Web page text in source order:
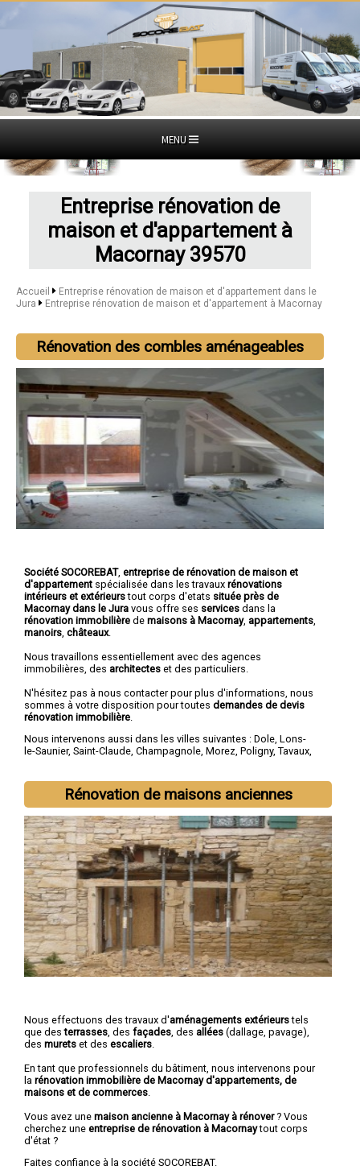
MENU
Entreprise rénovation de
maison et d'appartement à
Macornay 39570
Accueil
Entreprise rénovation de maison et d'appartement dans le
Jura
Entreprise rénovation de maison et d'appartement à Macornay
Rénovation des combles aménageables
Société SOCOREBAT, entreprise de rénovation de maison et
d'appartement spécialisée dans les travaux rénovations
intérieurs et extérieurstout corps d'etats située près de
Macornay dans le Jura vous offre ses services dans la
rénovation immobilière de maisons à Macornay, appartements
manoirs châteaux.
Nous travaillons essentiellement avec des agences
immobilières, des architectes et des particuliers.
N'hésitez pas à nous contacter pour plus d'informations, nous
sommes à votre disposition pour toutes demandes de devis
rénovation immobilière
Nous intervenons aussi dans les villes suivantes : Dole, Lons-
le-Saunier, Saint-Claude, Champagnole, Morez, Poligny, Tavaux,
Rénovation de maisons anciennes
Nous effectuons des travaux d'aménagements extérieurstels
que desterrasses , des façades , des allées (dallage, pavage),
des murets et des escaliers
En tant que professionnels du bâtiment, nous intervenons pour
la rénovation immobilière de Macornay d'appartements, de
maisons et de commerces
Vous avez une maison ancienne à Macornay à rénover? Vous
cherchez une entreprise de rénovation à Macornaytout corps
d'état ?
Faites confiance à la société SOCOREBAT.